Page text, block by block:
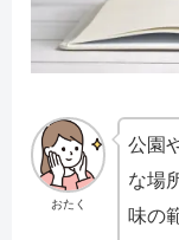
おたく
公園
な場
味の